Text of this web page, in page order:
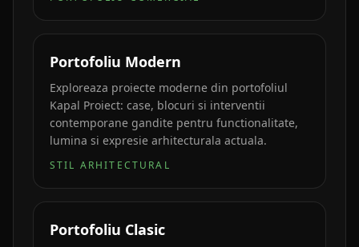
Portofoliu Modern
Exploreaza proiecte moderne din portofoliul
Kapal Proiect: case, blocuri si interventii
contemporane gandite pentru functionalitate,
lumina si expresie arhitecturala actuala.
STIL ARHITECTURAL
Portofoliu Clasic